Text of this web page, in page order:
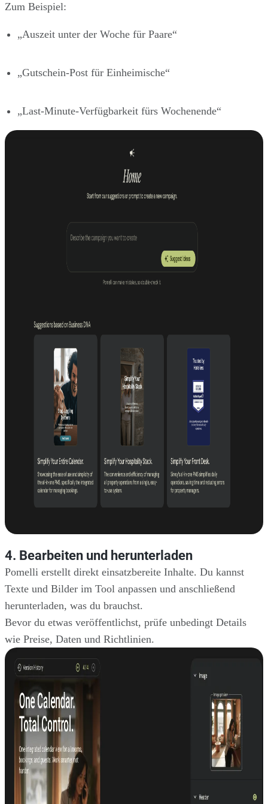
Zum Beispiel:
„Auszeit unter der Woche für Paare“
„Gutschein-Post für Einheimische“
„Last-Minute-Verfügbarkeit fürs Wochenende“
4. Bearbeiten und herunterladen
Pomelli erstellt direkt einsatzbereite Inhalte. Du kannst
Texte und Bilder im Tool anpassen und anschließend
herunterladen, was du brauchst.
Bevor du etwas veröffentlichst, prüfe unbedingt Details
wie Preise, Daten und Richtlinien.